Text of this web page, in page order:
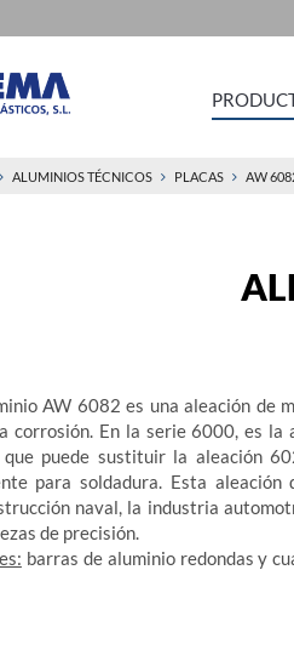
ALUMINIOS TÉCNICOS PLACAS AW
AW 6082 es una aleación de
corrosión. En la serie 6000, es la
puede sustituir la aleación
para soldadura. Esta
naval, la industria
de precisión.
barras de aluminio redondas y